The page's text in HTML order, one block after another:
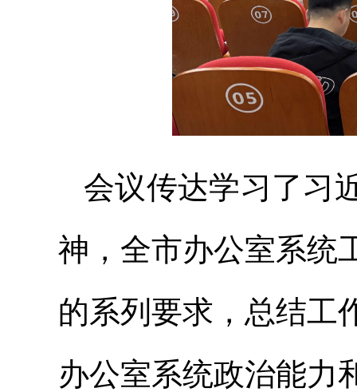
会议传达学习了习
神，全市办公室系统
的系列要求，总结工
办公室系统政治能力